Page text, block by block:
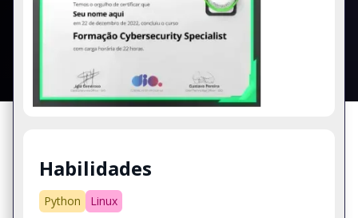
Habilidades
Python Linux